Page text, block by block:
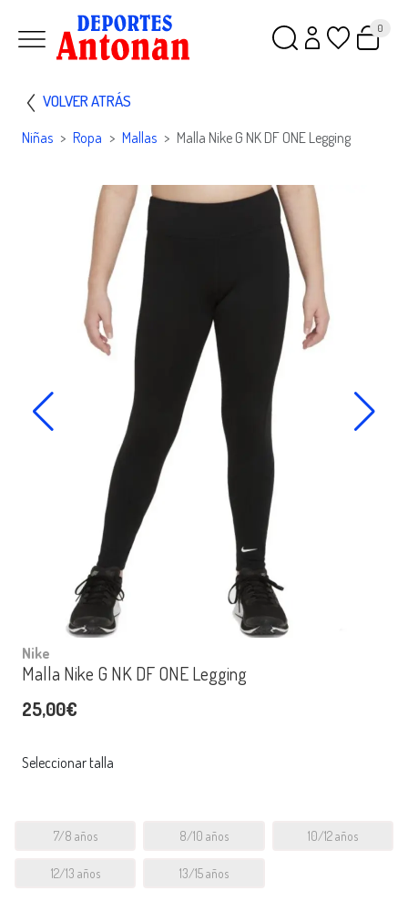
0
VOLVER ATRÁS
Niñas Ropa Mallas Malla Nike G NK DF ONE Legging
Nike
Malla Nike G NK DF ONE Legging
25,00€
Seleccionar talla
7/8 años 8/10 años 10/12 años
12/13 años 13/15 años